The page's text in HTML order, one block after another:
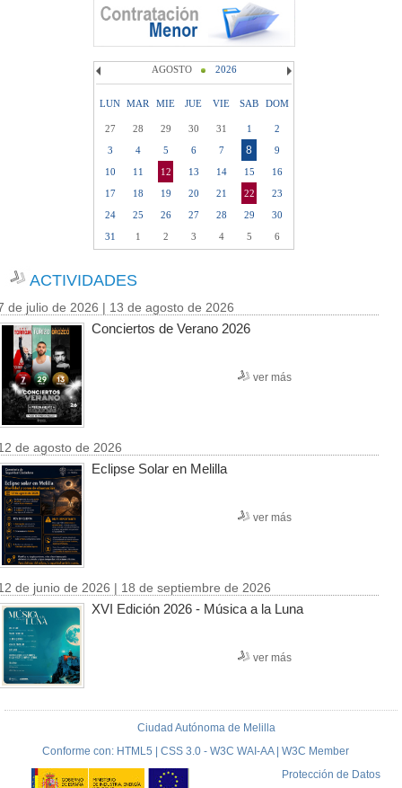
AGOSTO 2026
LUN MAR MIE JUE VIE SAB DOM
27 28 29 30 31 1
2
3
4 5 6 7 8
9
10
11 12 13 14 15
16
17
18 19 20 21 22
23
24
25 26 27 28 29
30
31
1 2 3 4 5 6
ACTIVIDADES
de julio de 2026 | 13 de agosto de 2026
Conciertos de Verano 2026
ver más
de agosto de 2026
Eclipse Solar en Melilla
ver más
de junio de 2026 | 18 de septiembre de 2026
XVI Edición 2026 - Música a la Luna
ver más
Ciudad Autónoma de Melilla
Conforme con: HTML5 | CSS 3.0 - W3C WAI-AA | W3C Member
Protección de Datos